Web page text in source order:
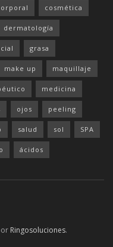
cosmética
dermatología
grasa
make up maquillaje
medicina
ojos peeling
salud sol SPA
ácidos
Ringosoluciones.